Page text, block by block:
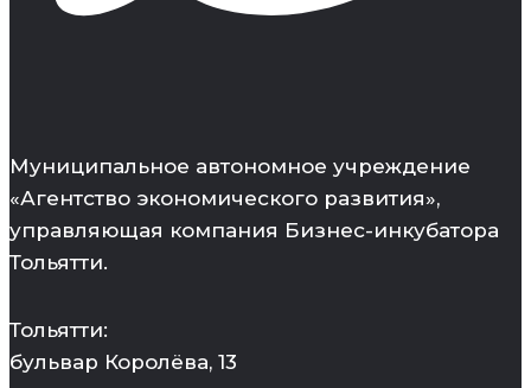
Муниципальное автономное учреждение
«Агентство экономического развития»,
управляющая компания Бизнес-инкубатора
Тольятти.
Тольятти:
бульвар Королёва, 13